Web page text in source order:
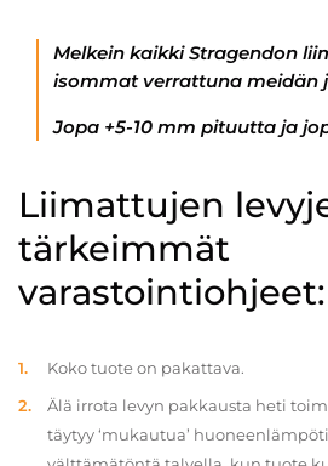
Melkein kaikki Stragendon
isommat verrattuna meidän
Jopa +5-10 mm pituutta ja
Liimattujen
tärkeimmät
varastointiohjeet:
Koko tuote on pakattava.
Älä irrota levyn pakkausta heti
täytyy ‘mukautua’